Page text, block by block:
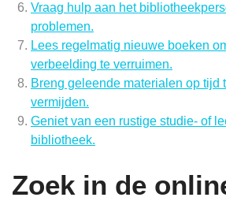
Vraag hulp aan het
problemen.
Lees regelmatig nieuwe boeken
verbeelding te verruimen.
Breng geleende materialen op tijd
vermijden.
Geniet van een rustige studie- of
bibliotheek.
Zoek in de